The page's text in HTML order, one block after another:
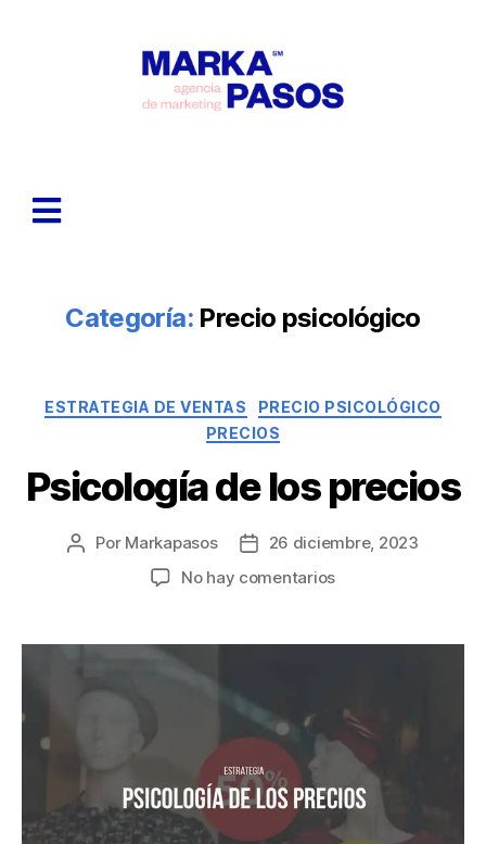
Categoría: Precio psicológico
ESTRATEGIA DE VENTAS
PRECIO PSICOLÓGICO
PRECIOS
Psicología de los precios
Por Markapasos
26 diciembre, 2023
No hay comentarios